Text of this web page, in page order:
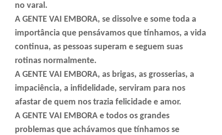
no varal.
A GENTE VAI EMBORA, se dissolve e some toda a
importância que pensávamos que tínhamos, a vida
continua, as pessoas superam e seguem suas
rotinas normalmente.
A GENTE VAI EMBORA, as brigas, as grosserias, a
impaciência, a infidelidade, serviram para nos
afastar de quem nos trazia felicidade e amor.
A GENTE VAI EMBORA e todos os grandes
problemas que achávamos que tínhamos se